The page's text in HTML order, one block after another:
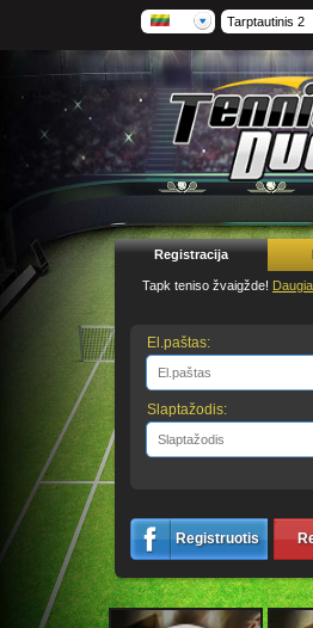
Tarptautinis 2
Registracija
Tapk teniso žvaigžde!
El.paštas:
Slaptažodis:
Registruotis